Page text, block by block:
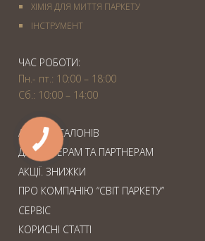
ХІМІЯ ДЛЯ МИТТЯ ПАРКЕТУ
IНСТРУМЕНТ
ЧАС РОБОТИ:
Пн.- пт.: 10:00 – 18:00
Сб.: 10:00 – 14:00
АДРЕСИ САЛОНІВ
ДИЗАЙНЕРАМ ТА ПАРТНЕРАМ
АКЦІЇ. ЗНИЖКИ
ПРО КОМПАНІЮ “СВІТ ПАРКЕТУ”
СЕРВІС
КОРИСНІ СТАТТІ